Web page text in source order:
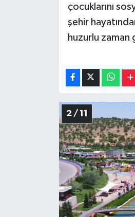
çocuklarını
şehir
huzurlu zaman
2 / 11